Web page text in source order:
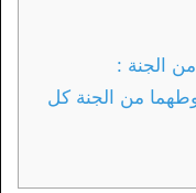
الجنة :
من الجنة كل